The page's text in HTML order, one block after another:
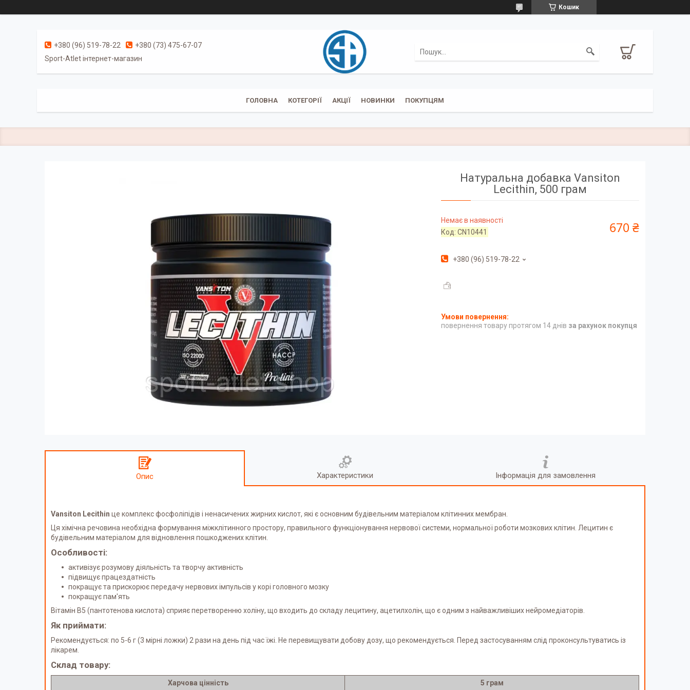
Кошик
+380 (96) 519-78-22
+380 (73) 475-67-07
Sport-Atlet інтернет-магазин
ГОЛОВНА КОТЕГОРІЇ АКЦІЇ НОВИНКИ ПОКУПЦЯМ
Натуральна добавка Vansiton
Lecithin, 500 грам
Немає в наявності
Код:CN10441 670 ₴
+380 (96) 519-78-22
повернення товару протягом 14 днів за рахунок покупця
Опис Характеристики Інформація для замовлення
Vansiton Lecithin це комплекс фосфоліпідів і ненасичених жирних кислот, які є основним будівельним матеріалом клітинних мембран.
Ця хімічна речовина необхідна формування міжклітинного простору, правильного функціонування нервової системи, нормальної роботи мозкових клітин. Лецитин є
будівельним матеріалом для відновлення пошкоджених клітин.
Особливості:
активізує розумову діяльність та творчу активність
підвищує працездатність
покращує та прискорює передачу нервових імпульсів у корі головного мозку
покращує пам'ять
Вітамін В5 (пантотенова кислота) сприяє перетворенню холіну, що входить до складу лецитину, ацетилхолін, що є одним з найважливіших нейромедіаторів.
Як приймати:
Рекомендується: по 5-6 г (3 мірні ложки) 2 рази на день під час їжі. Не перевищувати добову дозу, що рекомендується. Перед застосуванням слід проконсультуватись із
лікарем.
Склад товару:
Харчова цінність 5 грам